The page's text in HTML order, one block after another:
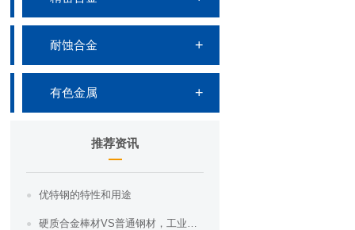
耐蚀合金
有色金属
推荐资讯
优特钢的特性和用途
硬质合金棒材VS普通钢材，工业界的“硬汉”之争，你知道哪一个更胜一筹吗？